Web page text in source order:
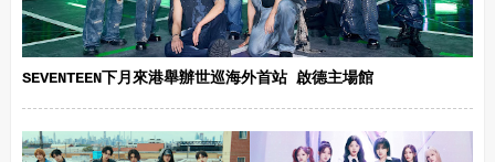
SEVENTEEN下月來港舉辦世巡海外首站 啟德主場館